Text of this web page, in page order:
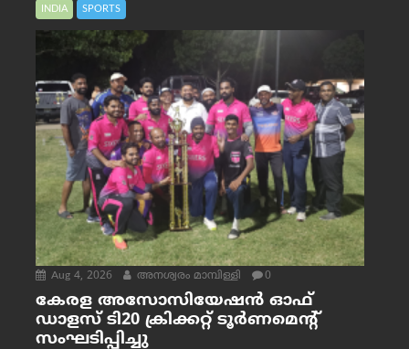
INDIA SPORTS
Aug 4, 2026 അനശ്വരം മാമ്പിള്ളി 0
കേരള അസോസിയേഷൻ ഓഫ്
ഡാളസ് ടി20 ക്രിക്കറ്റ് ടൂർണമെന്റ്
സംഘടിപ്പിച്ചു